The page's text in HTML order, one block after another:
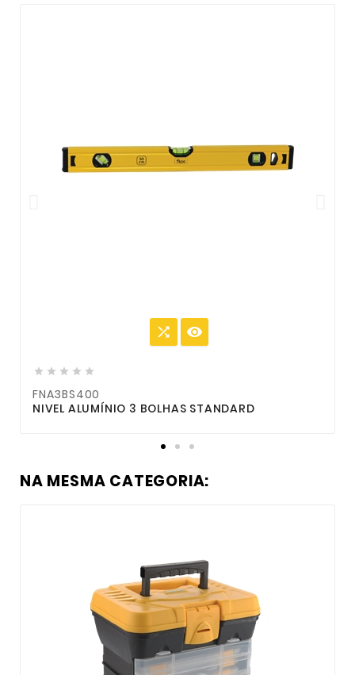
 
    
FNA3BS400
NIVEL ALUMÍNIO 3 BOLHAS STANDARD
NA MESMA CATEGORIA: